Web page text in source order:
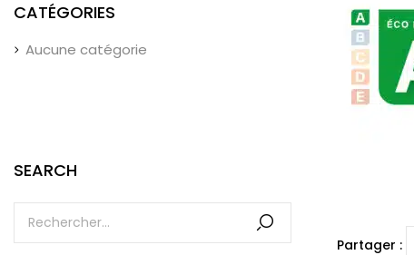
CATÉGORIES
Aucune catégorie
SEARCH
Partager :